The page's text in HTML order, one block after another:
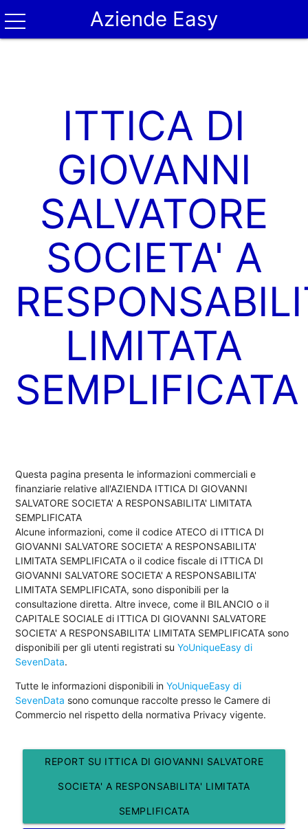
Aziende Easy
ITTICA DI
GIOVANNI
SALVATORE
SOCIETA' A
LIMITATA
SEMPLIFICATA
Questa pagina presenta le informazioni commerciali e
finanziarie relative all'AZIENDA ITTICA DI GIOVANNI
SALVATORE SOCIETA' A RESPONSABILITA' LIMITATA
SEMPLIFICATA
Alcune informazioni, come il codice ATECO di ITTICA DI
GIOVANNI SALVATORE SOCIETA' A RESPONSABILITA'
LIMITATA SEMPLIFICATA o il codice fiscale di ITTICA DI
GIOVANNI SALVATORE SOCIETA' A RESPONSABILITA'
LIMITATA SEMPLIFICATA, sono disponibili per la
consultazione diretta. Altre invece, come il BILANCIO o il
CAPITALE SOCIALE di ITTICA DI GIOVANNI SALVATORE
SOCIETA' A RESPONSABILITA' LIMITATA SEMPLIFICATA sono
disponibili per gli utenti registrati suYoUniqueEasy di
SevenData.
Tutte le informazioni disponibili inYoUniqueEasy di
SevenData sono comunque raccolte presso le Camere di
Commercio nel rispetto della normativa Privacy vigente.
REPORT SU ITTICA DI GIOVANNI SALVATORE
SOCIETA' A RESPONSABILITA' LIMITATA
SEMPLIFICATA